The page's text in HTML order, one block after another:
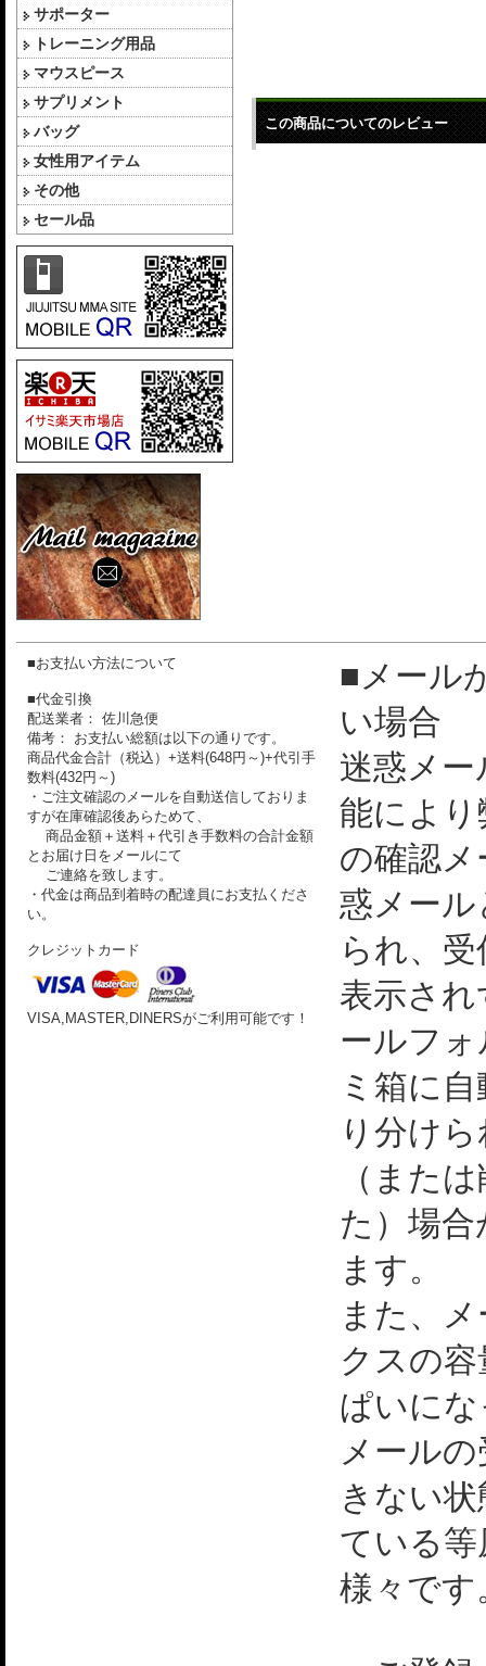
サポーター
トレーニング用品
マウスピース
サプリメント
バッグ
女性用アイテム
その他
セール品
この商品についてのレビュー
■お支払い方法について
■代金引換
配送業者： 佐川急便
備考： お支払い総額は以下の通りです。
商品代金合計（税込）+送料(648円～)+代引手
数料(432円～)
・ご注文確認のメールを自動送信しておりま
すが在庫確認後あらためて、
商品金額＋送料＋代引き手数料の合計金額
とお届け日をメールにて
ご連絡を致します。
・代金は商品到着時の配達員にお支払くださ
い。
クレジットカード
VISA,MASTER,DINERSがご利用可能です！
■メール
い場合
迷惑メー
能によ
の確認
惑メー
られ、
表示さ
ールフ
ミ箱に
り分け
（また
た）場
ます。
また、
クスの
ぱいに
メール
きない
ている
様々です